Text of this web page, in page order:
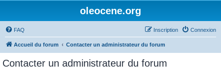
oleocene.org
FAQ Connexion
Inscription
Accueil du forum Contacter un administrateur du forum
Contacter un administrateur du forum